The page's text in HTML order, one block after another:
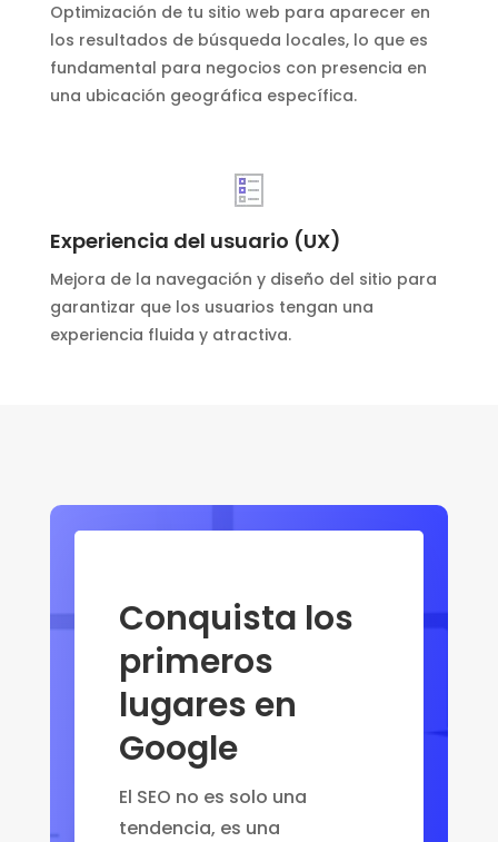
Optimización de tu sitio web para aparecer en
los resultados de búsqueda locales, lo que es
fundamental para negocios con presencia en
una ubicación geográfica específica.
Experiencia del usuario (UX)
Mejora de la navegación y diseño del sitio para
garantizar que los usuarios tengan una
experiencia fluida y atractiva.
Conquista los
primeros
lugares en
Google
El SEO no es solo una
tendencia, es una